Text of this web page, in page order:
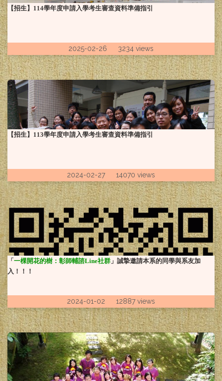
【招生】114學年度申請入學考生審查資料準備指引
2025-02-26 3234 views
【招生】113學年度申請入學考生審查資料準備指引
2024-02-27 14070 views
「 一棵開花的樹：彰師輔諮Line社群 」誠摯邀請本系的同學與系友加
入！！！
2024-01-02 12887 views